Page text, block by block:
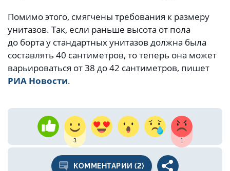
Помимо этого, смягчены требования к размеру
унитазов. Так, если раньше высота от пола
до борта у стандартных унитазов должна была
составлять 40 сантиметров, то теперь она может
варьироваться от 38 до 42 сантиметров, пишет
РИА Новости.
3 1
КОММЕНТАРИИ (2)